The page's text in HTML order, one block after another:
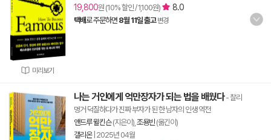
미리보기
19,800원 (10% 할인 / 1,100원) 8.0
택배로 주문하면 8월 11일 출고 변경
나는 거인에게 억만장자가 되는 법을 배웠다- 찰리
멍거 덕질하다가 진짜 부자가 된 한 남자의 인생 역전
앤드루 윌킨슨(지은이), 조용빈 (옮긴이)
갤리온| 2025년 04월